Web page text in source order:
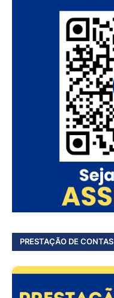
PRESTAÇÃO DE CONTAS